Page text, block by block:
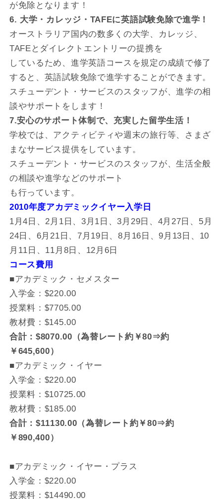
が免除となります！
6. 大学・カレッジ・TAFEに英語試験免除で進学！
オーストラリア国内の数多くの大学、カレッジ、
TAFEとダイレクトエントリーの提携を
しているため、進学英語コースを規定の成績で修了
すると、英語試験免除で進学することができます。
スチューデント・サービスのスタッフが、進学の相
談やサポートをします！
7.安心のサポート体制で、充実した留学生活！
学校では、アクティビティや週末の旅行等、さまざ
まなサービス提供をしています。
スチューデント・サービスのスタッフが、生活全般
の相談や進学などのサポート
も行っています。
2010年度アカデミックイヤー入学日
1月4日、2月1日、3月1日、3月29日、4月27日、5月
24日、6月21日、7月19日、8月16日、9月13日、10
月11日、11月8日、12月6日
コース費用
■アカデミック・セメスター
入学金：$220.00
授業料：$7705.00
教材費：$145.00
合計：$8070.00（為替レート約￥80⇒約
￥645,600）
■アカデミック・イヤー
入学金：$220.00
授業料：$10725.00
教材費：$185.00
合計：$11130.00（為替レート約￥80⇒約
￥890,400）
■アカデミック・イヤー・プラス
入学金：$220.00
授業料：$14490.00